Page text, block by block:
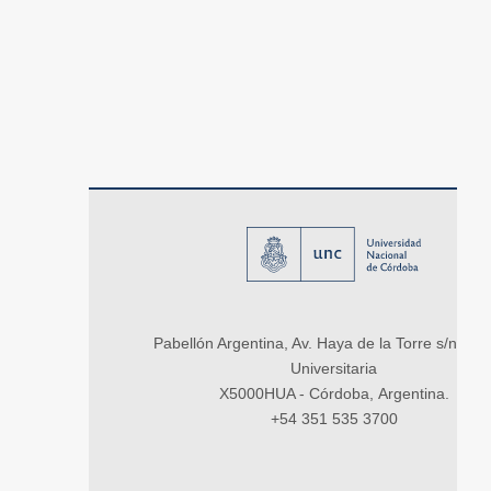
Pabellón Argentina, Av. Haya de la Torre s/n,
Universitaria
X5000HUA - Córdoba, Argentina.
+54 351 535 3700